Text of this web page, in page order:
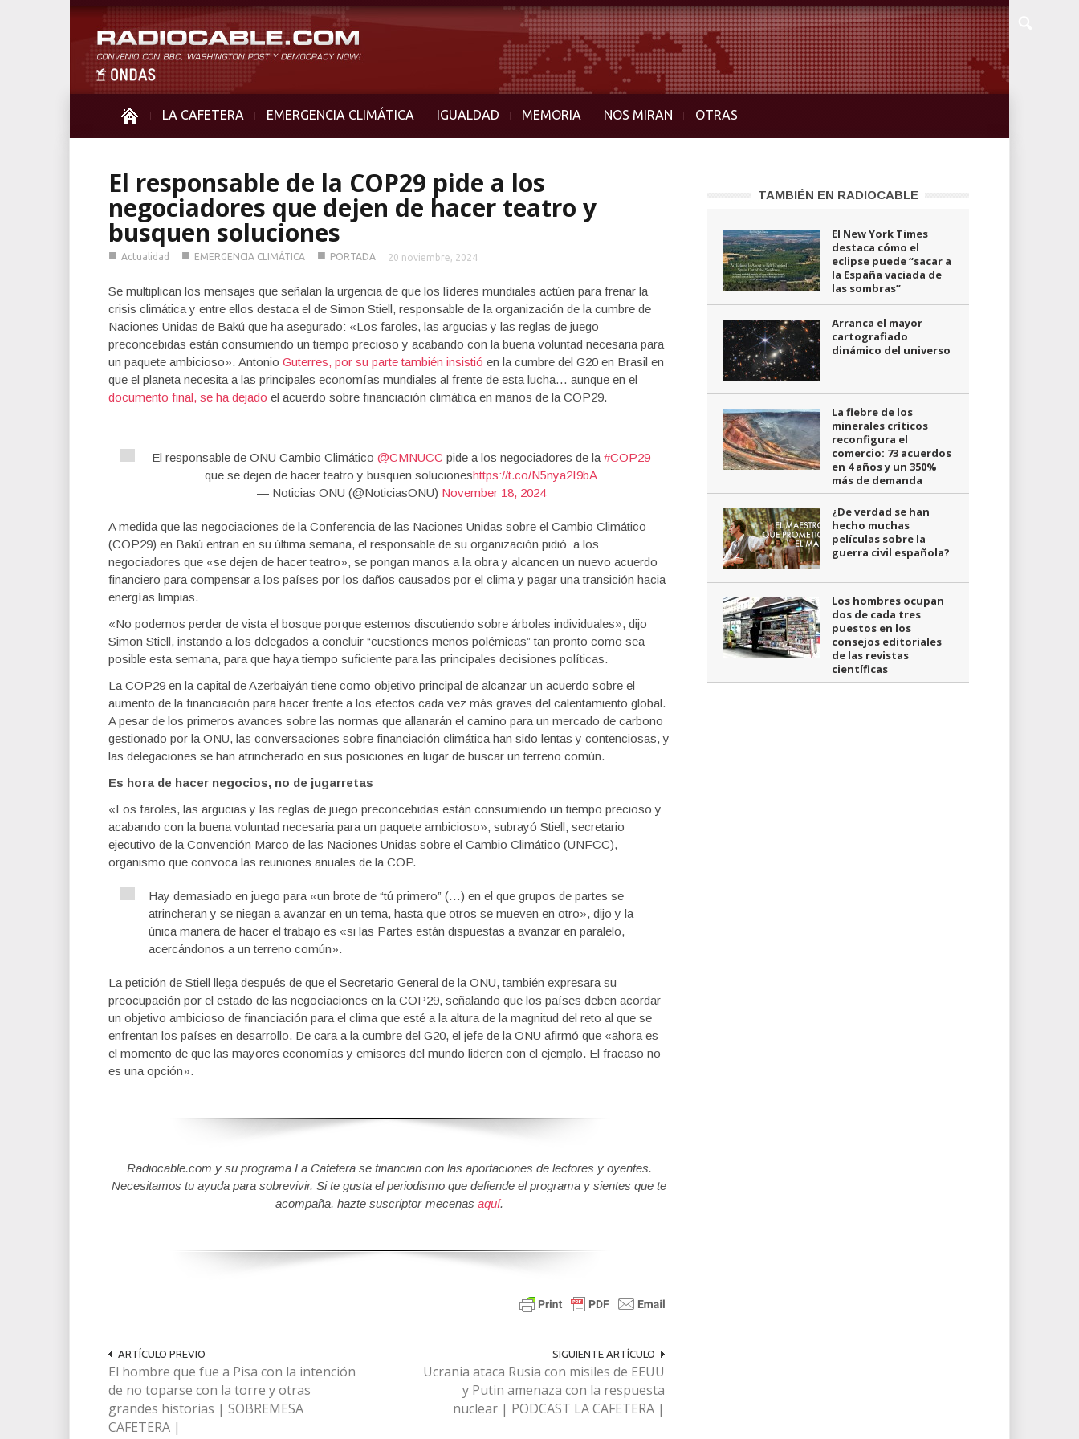
LA CAFETERA EMERGENCIA CLIMÁTICA IGUALDAD MEMORIA NOS MIRAN OTRAS
El responsable de la COP29 pide a los
negociadores que dejen de hacer teatro y
busquen soluciones
■ Actualidad ■ EMERGENCIA CLIMÁTICA ■ PORTADA 20 noviembre, 2024
Se multiplican los mensajes que señalan la urgencia de que los líderes mundiales actúen para frenar la
crisis climática y entre ellos destaca el de Simon Stiell, responsable de la organización de la cumbre de
Naciones Unidas de Bakú que ha asegurado: «Los faroles, las argucias y las reglas de juego
preconcebidas están consumiendo un tiempo precioso y acabando con la buena voluntad necesaria para
un paquete ambicioso». Antonio Guterres, por su parte también insistió en la cumbre del G20 en Brasil en
que el planeta necesita a las principales economías mundiales al frente de esta lucha… aunque en el
documento final, se ha dejado el acuerdo sobre financiación climática en manos de la COP29.
El responsable de ONU Cambio Climático@CMNUCC pide a los negociadores de la#COP29
que se dejen de hacer teatro y busquen solucioneshttps://t.co/N5nya2I9bA
— Noticias ONU (@NoticiasONU) November 18, 2024
A medida que las negociaciones de la Conferencia de las Naciones Unidas sobre el Cambio Climático
(COP29) en Bakú entran en su última semana, el responsable de su organización pidió a los
negociadores que «se dejen de hacer teatro», se pongan manos a la obra y alcancen un nuevo acuerdo
financiero para compensar a los países por los daños causados por el clima y pagar una transición hacia
energías limpias.
«No podemos perder de vista el bosque porque estemos discutiendo sobre árboles individuales», dijo
Simon Stiell, instando a los delegados a concluir “cuestiones menos polémicas” tan pronto como sea
posible esta semana, para que haya tiempo suficiente para las principales decisiones políticas.
La COP29 en la capital de Azerbaiyán tiene como objetivo principal de alcanzar un acuerdo sobre el
aumento de la financiación para hacer frente a los efectos cada vez más graves del calentamiento global.
A pesar de los primeros avances sobre las normas que allanarán el camino para un mercado de carbono
gestionado por la ONU, las conversaciones sobre financiación climática han sido lentas y contenciosas, y
las delegaciones se han atrincherado en sus posiciones en lugar de buscar un terreno común.
Es hora de hacer negocios, no de jugarretas
«Los faroles, las argucias y las reglas de juego preconcebidas están consumiendo un tiempo precioso y
acabando con la buena voluntad necesaria para un paquete ambicioso», subrayó Stiell, secretario
ejecutivo de la Convención Marco de las Naciones Unidas sobre el Cambio Climático (UNFCC),
organismo que convoca las reuniones anuales de la COP.
Hay demasiado en juego para «un brote de “tú primero” (…) en el que grupos de partes se
atrincheran y se niegan a avanzar en un tema, hasta que otros se mueven en otro», dijo y la
única manera de hacer el trabajo es «si las Partes están dispuestas a avanzar en paralelo,
acercándonos a un terreno común».
La petición de Stiell llega después de que el Secretario General de la ONU, también expresara su
preocupación por el estado de las negociaciones en la COP29, señalando que los países deben acordar
un objetivo ambicioso de financiación para el clima que esté a la altura de la magnitud del reto al que se
enfrentan los países en desarrollo. De cara a la cumbre del G20, el jefe de la ONU afirmó que «ahora es
el momento de que las mayores economías y emisores del mundo lideren con el ejemplo. El fracaso no
es una opción».
Radiocable.com y su programa La Cafetera se financian con las aportaciones de lectores y oyentes.
Necesitamos tu ayuda para sobrevivir. Si te gusta el periodismo que defiende el programa y sientes que te
acompaña, hazte suscriptor-mecenas aquí.
ARTÍCULO PREVIO
El hombre que fue a Pisa con la intención
de no toparse con la torre y otras
grandes historias | SOBREMESA
CAFETERA |
SIGUIENTE ARTÍCULO
Ucrania ataca Rusia con misiles de EEUU
y Putin amenaza con la respuesta
nuclear | PODCAST LA CAFETERA |
TAMBIÉN EN RADIOCABLE
El New York Times
destaca cómo el
eclipse puede “sacar a
la España vaciada de
las sombras”
Arranca el mayor
cartografiado
dinámico del universo
La fiebre de los
minerales críticos
reconfigura el
comercio: 73 acuerdos
en 4 años y un 350%
más de demanda
¿De verdad se han
hecho muchas
películas sobre la
guerra civil española?
Los hombres ocupan
dos de cada tres
puestos en los
consejos editoriales
de las revistas
científicas